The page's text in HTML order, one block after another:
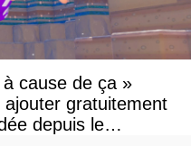
cause de ça »
gratuitement
depuis le